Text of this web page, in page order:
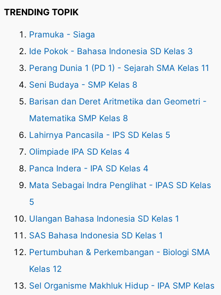
TRENDING TOPIK
Pramuka - Siaga
Ide Pokok - Bahasa Indonesia SD Kelas 3
Perang Dunia 1 (PD 1) - Sejarah SMA Kelas 11
Seni Budaya - SMP Kelas 8
Barisan dan Deret Aritmetika dan Geometri -
Matematika SMP Kelas 8
Lahirnya Pancasila - IPS SD Kelas 5
Olimpiade IPA SD Kelas 4
Panca Indera - IPA SD Kelas 4
Mata Sebagai Indra Penglihat - IPAS SD Kelas
5
Ulangan Bahasa Indonesia SD Kelas 1
SAS Bahasa Indonesia SD Kelas 1
Pertumbuhan & Perkembangan - Biologi SMA
Kelas 12
Sel Organisme Makhluk Hidup - IPA SMP Kelas